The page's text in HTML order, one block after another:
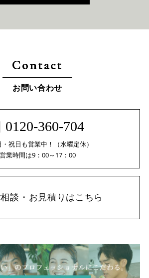
Contact
お問い合わせ
0120-360-704
祝日も営業中！（水曜定休）
営業時間は9：00～17：00
談・お見積りはこちら